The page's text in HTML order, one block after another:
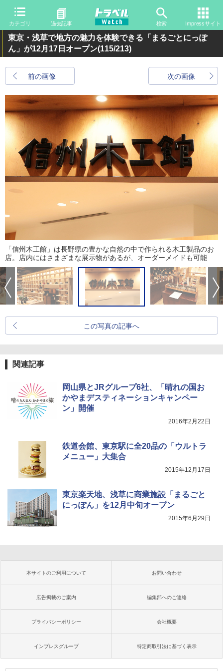
カテゴリ 過去記事 検索 Impressサイト
東京・浅草で地方の魅力を体験できる「まるごとにっぽ
ん」が12月17日オープン(115/213)
前の画像 次の画像
「信州木工館」は長野県の豊かな自然の中で作られる木工製品のお
店。店内にはさまざまな展示物があるが、オーダーメイドも可能
この写真の記事へ
関連記事
岡山県とJRグループ6社、「晴れの国お
かやまデスティネーションキャンペー
ン」開催
2016年2月22日
鉄道会館、東京駅に全20品の「ウルトラ
メニュー」大集合
2015年12月17日
東京楽天地、浅草に商業施設「まるごと
にっぽん」を12月中旬オープン
2015年6月29日
本サイトのご利用について お問い合わせ
広告掲載のご案内 編集部へのご連絡
プライバシーポリシー 会社概要
インプレスグループ 特定商取引法に基づく表示